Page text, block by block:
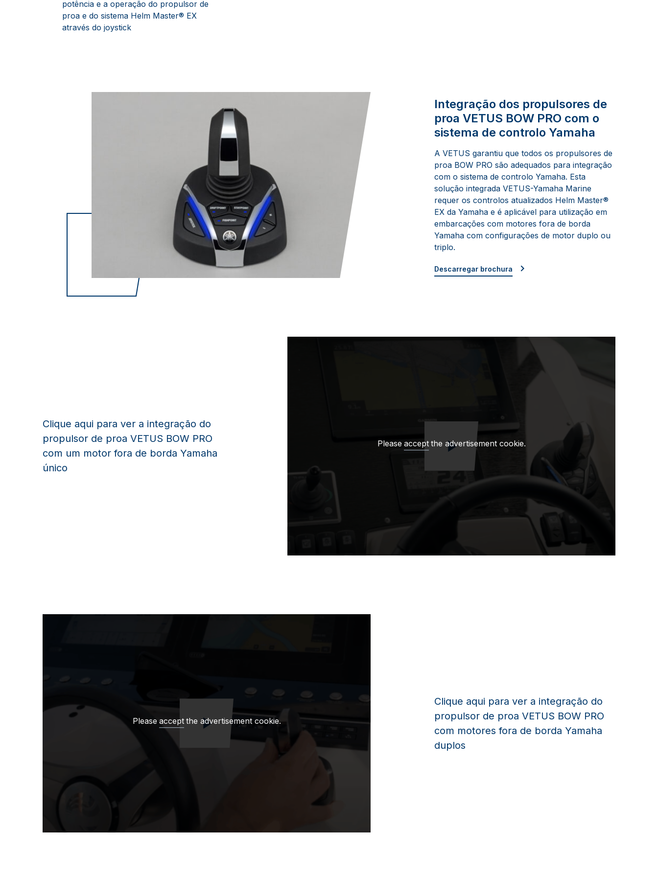
potência e a operação do propulsor de
proa e do sistema Helm Master® EX
através do joystick
Integração dos propulsores de
proa VETUS BOW PRO com o
sistema de controlo Yamaha
A VETUS garantiu que todos os propulsores de
proa BOW PRO são adequados para integração
com o sistema de controlo Yamaha. Esta
solução integrada VETUS-Yamaha Marine
requer os controlos atualizados Helm Master®
EX da Yamaha e é aplicável para utilização em
embarcações com motores fora de borda
Yamaha com configurações de motor duplo ou
triplo.
Descarregar brochura
Please accept the advertisement cookie.
Reproduzir vídeo
Clique aqui para ver a integração do
propulsor de proa VETUS BOW PRO
com um motor fora de borda Yamaha
único
Please accept the advertisement cookie.
Reproduzir vídeo
Clique aqui para ver a integração do
propulsor de proa VETUS BOW PRO
com motores fora de borda Yamaha
duplos